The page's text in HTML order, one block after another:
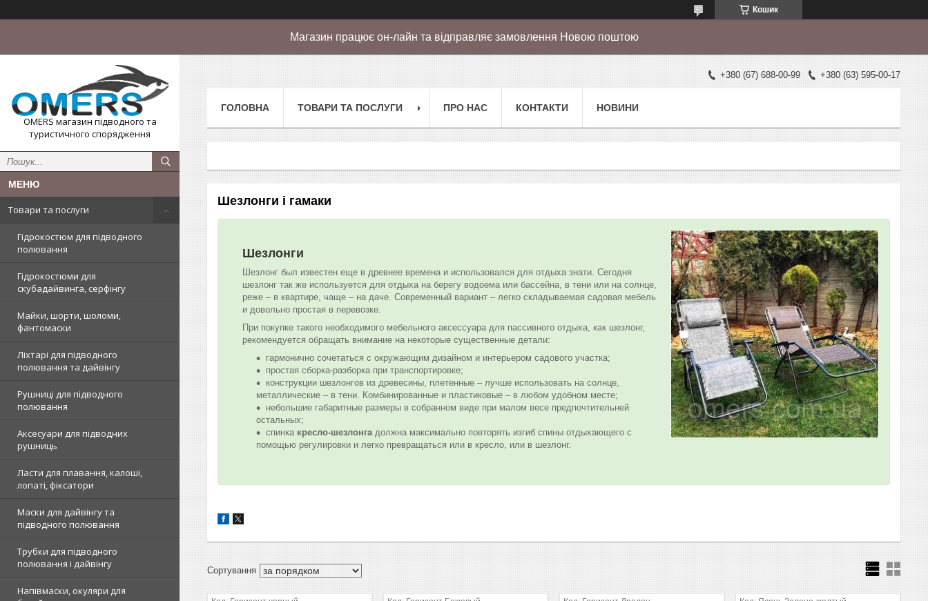
Кошик
Магазин працює он-лайн та відправляє замовлення Новою поштою
OMERS магазин підводного та
туристичного спорядження
Товари та послуги
Гідрокостюм для підводного
полювання
Гідрокостюми для
скубадайвинга, серфінгу
Майки, шорти, шоломи,
фантомаски
Ліхтарі для підводного
полювання та дайвінгу
Рушниці для підводного
полювання
Аксесуари для підводних
рушниць
Ласти для плавання, калоші,
лопаті, фіксатори
Маски для дайвінгу та
підводного полювання
Трубки для підводного
полювання і дайвінгу
Напівмаски, окуляри для
+380 (67) 688-00-99 +380 (63) 595-00-17
ГОЛОВНА ТОВАРИ ТА ПОСЛУГИ ПРО НАС КОНТАКТИ НОВИНИ
Шезлонги і гамаки
Шезлонги
Шезлонг был известен еще в древнее времена и использовался для отдыха знати. Сегодня
шезлонг так же используется для отдыха на берегу водоема или бассейна, в тени или на солнце,
реже – в квартире, чаще – на даче. Современный вариант – легко складываемая садовая мебель
и довольно простая в перевозке.
При покупке такого необходимого мебельного аксессуара для пассивного отдыха, как шезлонг,
рекомендуется обращать внимание на некоторые существенные детали:
гармонично сочетаться с окружающим дизайном и интерьером садового участка;
простая сборка-разборка при транспортировке;
конструкции шезлонгов из древесины, плетенные – лучше использовать на солнце,
металлические – в тени. Комбинированные и пластиковые – в любом удобном месте;
небольшие габаритные размеры в собранном виде при малом весе предпочтительней
остальных;
спинка кресло-шезлонга должна максимально повторять изгиб спины отдыхающего с
помощью регулировки и легко превращаться или в кресло, или в шезлонг.